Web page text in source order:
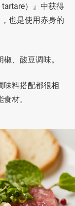
）』中获得
也是使用赤身的
、酸豆调味。
味料搭配都很相
材。